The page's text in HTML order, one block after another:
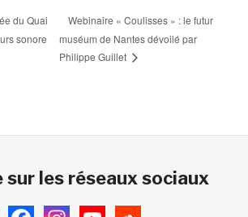
du Quai
sonore
Webinaire « Coulisses » : le futur
muséum de Nantes dévoilé par
Philippe Guillet
sur les réseaux sociaux